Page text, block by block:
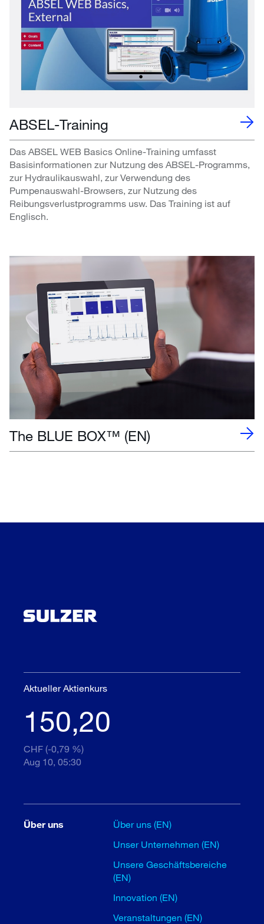
ABSEL-Training
Das ABSEL WEB Basics Online-Training umfasst
Basisinformationen zur Nutzung des ABSEL-Programms,
zur Hydraulikauswahl, zur Verwendung des
Pumpenauswahl-Browsers, zur Nutzung des
Reibungsverlustprogramms usw. Das Training ist auf
Englisch.
The BLUE BOX™ (EN)
Aktueller Aktienkurs
150,20
CHF (-0,79 %)
Aug 10, 05:30
Über uns
Über uns (EN)
Unser Unternehmen (EN)
Unsere Geschäftsbereiche
(EN)
Innovation (EN)
Veranstaltungen (EN)